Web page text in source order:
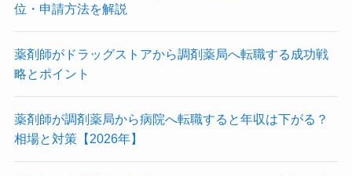
位・申請方法を解説
薬剤師がドラッグストアから調剤薬局へ転職する成功戦
略とポイント
薬剤師が調剤薬局から病院へ転職すると年収は下がる？
相場と対策【2026年】